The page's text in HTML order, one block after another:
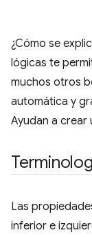
¿Cómo se
lógicas te
muchos otros
automática y
Ayudan a crear
Las
inferior e